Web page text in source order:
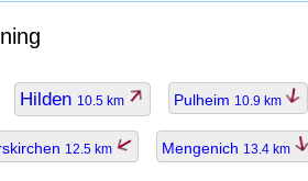
Hilden 10.5 km Pulheim 10.9 km
12.5 km Mengenich 13.4 km